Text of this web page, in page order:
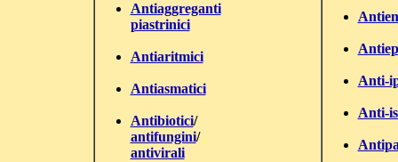
Antiaggreganti
piastrinici
Antiaritmici
Antiasmatici
Antibiotici/
antifungini/
antivirali
Anti-
Anti-